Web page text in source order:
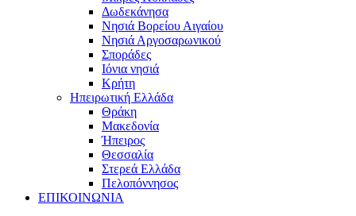
Δωδεκάνησα
Νησιά Βορείου Αιγαίου
Νησιά Αργοσαρωνικού
Σποράδες
Ιόνια νησιά
Κρήτη
Ηπειρωτική Ελλάδα
Θράκη
Μακεδονία
Ήπειρος
Θεσσαλία
Στερεά Ελλάδα
Πελοπόννησος
ΕΠΙΚΟΙΝΩΝΙΑ